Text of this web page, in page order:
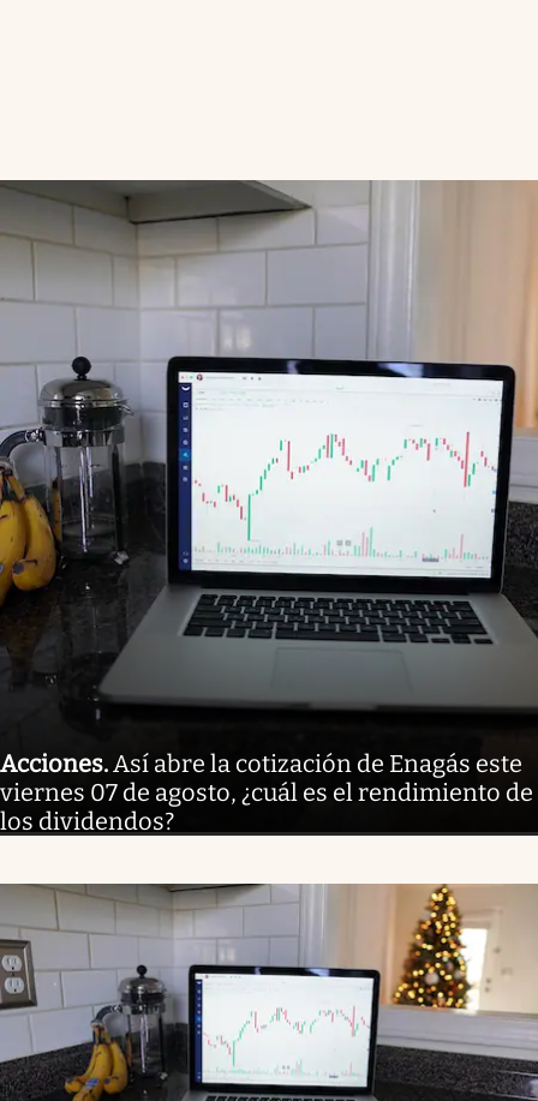
Acciones.Así abre la cotización de Enagás este
viernes 07 de agosto, ¿cuál es el rendimiento de
los dividendos?